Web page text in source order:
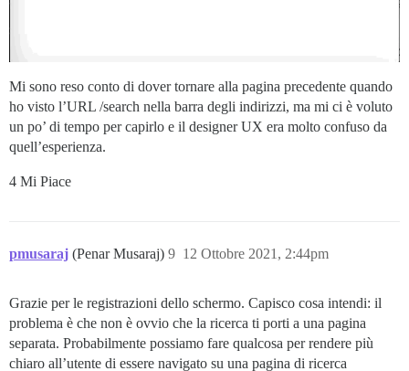
Mi sono reso conto di dover tornare alla pagina precedente quando
ho visto l’URL /search nella barra degli indirizzi, ma mi ci è voluto
un po’ di tempo per capirlo e il designer UX era molto confuso da
quell’esperienza.
4 Mi Piace
pmusaraj (Penar Musaraj) 12 Ottobre 2021, 2:44pm
9
Grazie per le registrazioni dello schermo. Capisco cosa intendi: il
problema è che non è ovvio che la ricerca ti porti a una pagina
separata. Probabilmente possiamo fare qualcosa per rendere più
chiaro all’utente di essere navigato su una pagina di ricerca